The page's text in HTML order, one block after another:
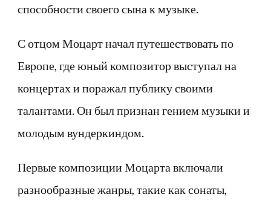
способности своего сына к музыке.
С отцом Моцарт начал путешествовать по
Европе, где юный композитор выступал на
концертах и поражал публику своими
талантами. Он был признан гением музыки и
молодым вундеркиндом.
Первые композиции Моцарта включали
разнообразные жанры, такие как сонаты,